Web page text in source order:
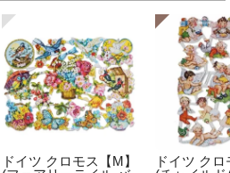
ドイツ クロモス【M】
ドイツ ク